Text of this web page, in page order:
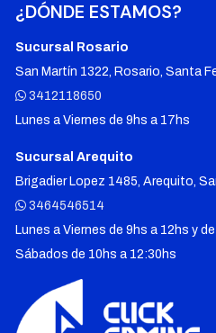
¿DÓNDE ESTAMOS?
Sucursal Rosario
San Martín 1322, Rosario, Santa
3412118650
Lunes a Viernes de 9hs a 17hs
Sucursal Arequito
Brigadier Lopez 1485, Arequito,
3464546514
Lunes a Viernes de 9hs a 12hs y
Sábados de 10hs a 12:30hs